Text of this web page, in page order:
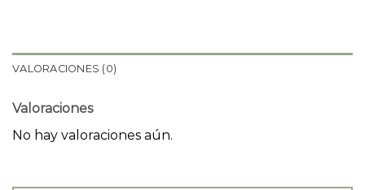
VALORACIONES (0)
Valoraciones
No hay valoraciones aún.